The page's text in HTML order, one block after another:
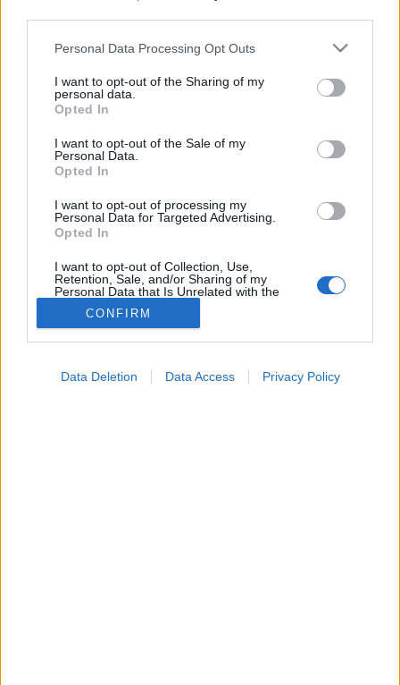
Please note that this website/app uses one or more Google
not limited to your visit or usage behaviour. You may click to
grant or deny consent to Google and its third-party tags to
use your data for below specified purposes in below Google
consent section.
Personal Data Processing Opt Outs
I want to opt-out of the Sharing of my
personal data.
Opted In
I want to opt-out of the Sale of my
Personal Data.
Opted In
I want to opt-out of processing my
Personal Data for Targeted Advertising.
Opted In
I want to opt-out of Collection, Use,
Retention, Sale, and/or Sharing of my
Personal Data that Is Unrelated with the
Purposes for which it was collected.
Opted Out
CONFIRM
Data Deletion Data Access Privacy Policy
Orvostudományi kutatások
2025. július 08. 09:24